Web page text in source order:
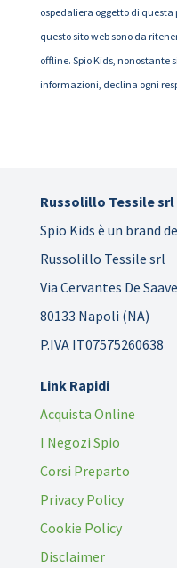
ospedaliera oggetto di
questo sito web sono da
offline. Spio Kids, nonostante
informazioni, declina ogni
Russolillo Tessile srl
Spio Kids è un brand
Russolillo Tessile srl
Via Cervantes De
80133 Napoli (NA)
P.IVA IT07575260638
Link Rapidi
Acquista Online
I Negozi Spio
Corsi Preparto
Privacy Policy
Cookie Policy
Disclaimer